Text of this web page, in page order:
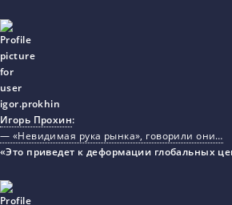
Игорь Прохин:
— «Невидимая рука рынка», говорили они…
«Это приведет к деформации глобальных